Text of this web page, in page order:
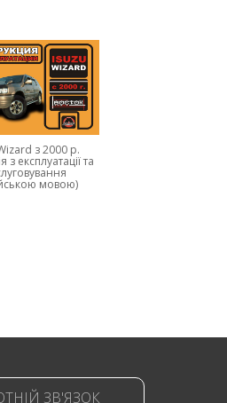
з 2000 р.
з експлуатації та
мовою)
ЗВ'ЯЗОК